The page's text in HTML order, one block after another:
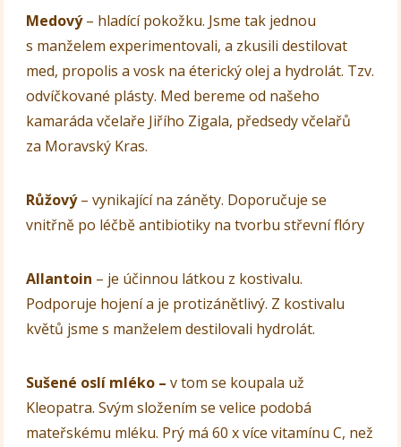
Medový– hladící pokožku. Jsme tak jednou
s manželem experimentovali, a zkusili destilovat
med, propolis a vosk na éterický olej a hydrolát. Tzv.
odvíčkované plásty. Med bereme od našeho
kamaráda včelaře Jiřího Zigala, předsedy včelařů
za Moravský Kras.
Růžový– vynikající na záněty. Doporučuje se
vnitřně po léčbě antibiotiky na tvorbu střevní flóry
Allantoin – je účinnou látkou z kostivalu.
Podporuje hojení a je protizánětlivý. Z kostivalu
květů jsme s manželem destilovali hydrolát.
Sušené oslí mléko – v tom se koupala už
Kleopatra. Svým složením se velice podobá
mateřskému mléku. Prý má 60 x více vitamínu C, než